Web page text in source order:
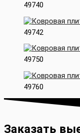
49740
49742
49750
49760
Заказать